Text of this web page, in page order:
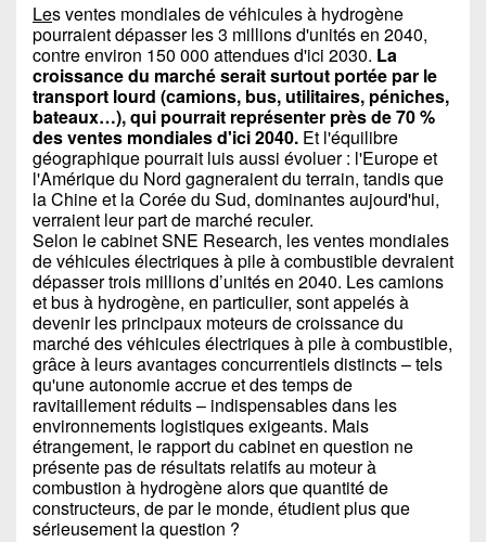
Les ventes mondiales de véhicules à hydrogène
pourraient dépasser les 3 millions d'unités en 2040,
contre environ 150 000 attendues d'ici 2030. La
croissance du marché serait surtout portée par le
transport lourd (camions, bus, utilitaires, péniches,
bateaux…), qui pourrait représenter près de 70 %
des ventes mondiales d'ici 2040. Et l'équilibre
géographique pourrait luis aussi évoluer : l'Europe et
l'Amérique du Nord gagneraient du terrain, tandis que
la Chine et la Corée du Sud, dominantes aujourd'hui,
verraient leur part de marché reculer.
Selon le cabinet SNE Research, les ventes mondiales
de véhicules électriques à pile à combustible devraient
dépasser trois millions d’unités en 2040. Les camions
et bus à hydrogène, en particulier, sont appelés à
devenir les principaux moteurs de croissance du
marché des véhicules électriques à pile à combustible,
grâce à leurs avantages concurrentiels distincts – tels
qu'une autonomie accrue et des temps de
ravitaillement réduits – indispensables dans les
environnements logistiques exigeants. Mais
étrangement, le rapport du cabinet en question ne
présente pas de résultats relatifs au moteur à
combustion à hydrogène alors que quantité de
constructeurs, de par le monde, étudient plus que
sérieusement la question ?